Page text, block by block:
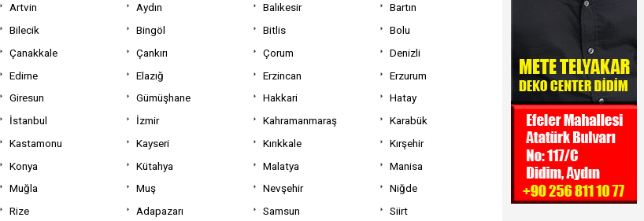
Artvin Aydın Balıkesir
Bartın
Bilecik Bingöl Bitlis
Bolu
Çanakkale Çankırı Çorum
Denizli
Edirne Elazığ Erzincan
Erzurum
Giresun Gümüşhane Hakkari
Hatay
İstanbul İzmir Kahramanmaraş
Karabük
Kastamonu Kayseri Kırıkkale
Kırşehir
Konya Kütahya Malatya
Manisa
Muğla Muş Nevşehir
Niğde
Rize Adapazarı Samsun
Siirt